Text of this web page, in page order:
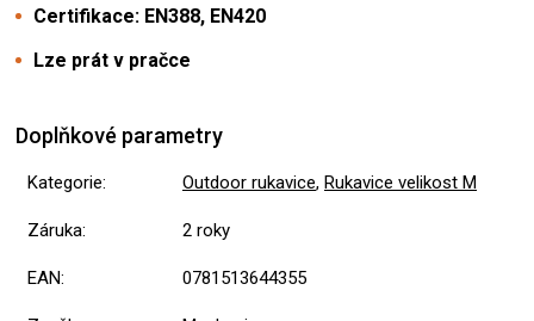
Certifikace: EN388, EN420
Lze prát v pračce
Doplňkové parametry
Kategorie: Outdoor rukavice, Rukavice velikost M
Záruka: 2 roky
EAN: 0781513644355